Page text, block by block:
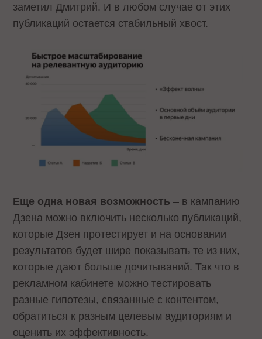
заметил Дмитрий. И в любом случае от этих
публикаций остается стабильный хвост.
Еще одна новая возможность – в кампанию
Дзена можно включить несколько публикаций,
которые Дзен протестирует и на основании
результатов будет шире показывать те из них,
которые дают больше дочитываний. Так что в
рекламном кабинете можно тестировать
разные гипотезы, связанные с контентом,
обратиться к разным целевым аудиториям и
оценить их эффективность.